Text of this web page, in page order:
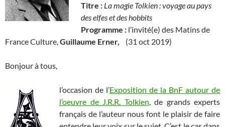
Titre : La magie Tolkien : voyage au pays
des elfes et des hobbits
Programme : l’invité(e) des Matins de
France Culture,Guillaume Erner, (31 oct 2019)
Bonjour à tous,
l’occasion de l’Exposition de la BnF autour de
l’oeuvre de J.R.R. Tolkien, de grands experts
français de l’auteur nous font le plaisir de faire